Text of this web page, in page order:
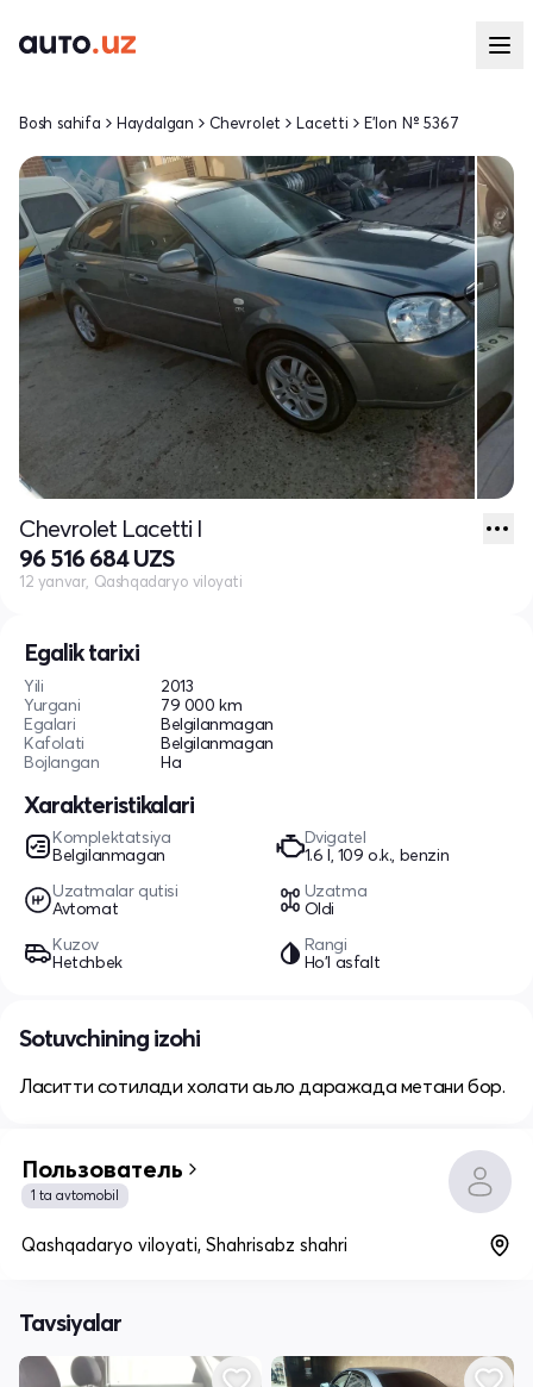
Egalik tarixi
Yili
2013
Yurgani
79 000 km
Egalari
Belgilanmagan
Kafolati
Belgilanmagan
Bojlangan
Ha
Xarakteristikalari
Komplektatsiya
Belgilanmagan
Dvigatel
1.6 l, 109 o.k., benzin
Uzatmalar qutisi
Avtomat
Uzatma
Oldi
Kuzov
Hetchbek
Rangi
Ho'l asfalt
Bosh sahifa Haydalgan Chevrolet Lacetti E'lon № 5367
Chevrolet Lacetti I
96 516 684 UZS
12 yanvar, Qashqadaryo viloyati
Sotuvchining izohi
Ласитти сотилади холати аьло даражада метани бор.
Пользователь
1 ta avtomobil
Qashqadaryo viloyati, Shahrisabz shahri
Tavsiyalar